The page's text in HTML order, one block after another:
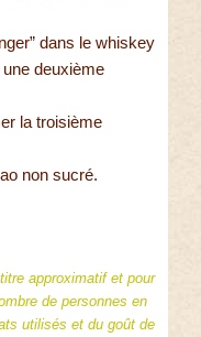
dans le whiskey
deuxième
la troisième
non sucré.
approximatif et pour
de personnes en
utilisés et du goût de